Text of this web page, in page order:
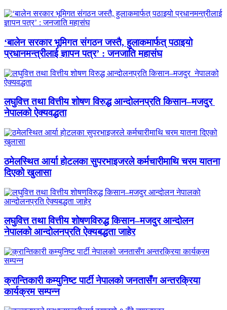
‘बालेन सरकार भूमिगत संगठन जस्तै, हुलाकमार्फत् पठाइयो
प्रधानमन्त्रीलाई ज्ञापन पत्र’ : जनजाति महासंघ
लघुवित्त तथा वित्तीय शोषण विरुद्ध आन्दोलनप्रति किसान–मजदुर
नेपालको ऐक्यवद्धता
ठमेलस्थित आर्या होटलका सुपरभाइजरले कर्मचारीमाथि चरम यातना
दिएको खुलासा
लघुवित्त तथा वित्तीय शोषणविरुद्ध किसान–मजदुर आन्दोलन
नेपालको आन्दोलनप्रति ऐक्यबद्धता जाहेर
क्रान्तिकारी कम्युनिष्ट पार्टी नेपालको जनतासँग अन्तरक्रिया
कार्यक्रम सम्पन्न